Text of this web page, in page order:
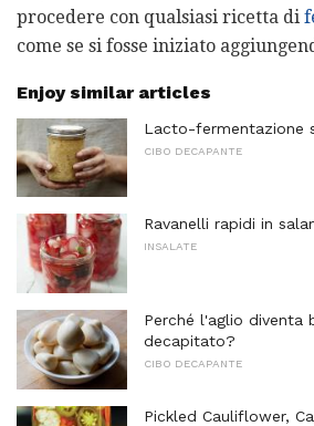
procedere con qualsiasi ricetta di
come se si fosse iniziato
Enjoy similar articles
Lacto-fermentazione
CIBO DECAPANTE
Ravanelli rapidi in
INSALATE
Perché l'aglio diventa
decapitato?
CIBO DECAPANTE
Pickled Cauliflower,